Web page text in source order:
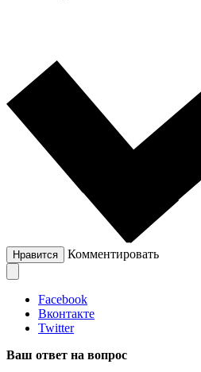
Нравится Комментировать
Facebook
Вконтакте
Twitter
Ваш ответ на вопрос